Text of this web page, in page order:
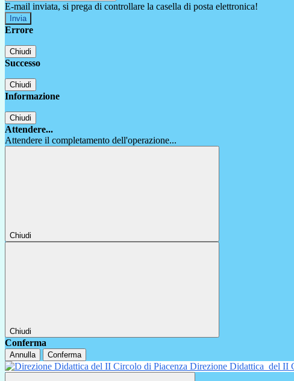
E-mail inviata, si prega di controllare la casella di posta elettronica!
Errore
Chiudi
Successo
Chiudi
Informazione
Chiudi
Attendere...
Attendere il completamento dell'operazione...
Chiudi
Chiudi
Conferma
Annulla Conferma
Direzione Didattica del II